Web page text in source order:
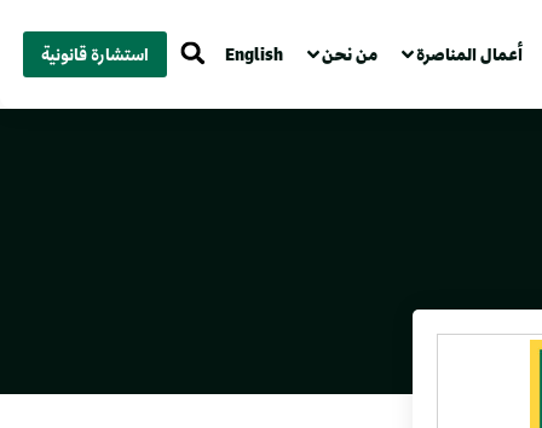
أعمال المناصرة من نحن English استشارة قانونية